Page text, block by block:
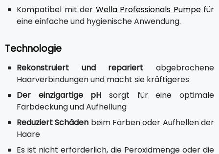
Kompatibel mit der Wella Professionals Pumpefür
eine einfache und hygienische Anwendung.
Technologie
Rekonstruiert und repariert abgebrochene
Haarverbindungen und macht sie kräftigeres
Der einzigartige pH sorgt für eine optimale
Farbdeckung und Aufhellung
Reduziert Schäden beim Färben oder Aufhellen der
Haare
Es ist nicht erforderlich, die Peroxidmenge oder die